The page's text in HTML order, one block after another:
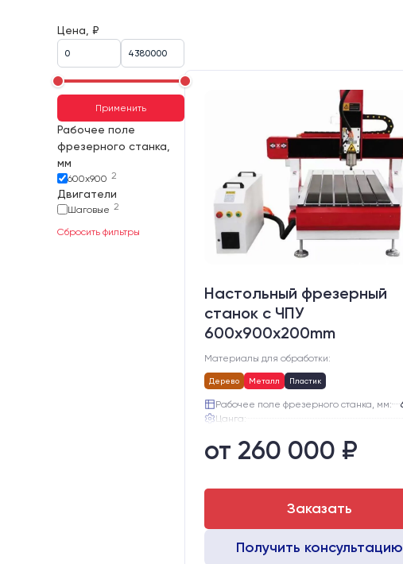
Цена, ₽
Применить
Рабочее поле
фрезерного станка,
мм
600х900 2
Двигатели
Шаговые 2
Сбросить фильтры
Настольный фрезерный
станок с ЧПУ
600x900x200mm
Материалы для обработки:
Дерево Металл Пластик
Рабочее поле фрезерного станка, мм:
Цанга:
Вид охлаждения:
Стол:
от 260 000 ₽
Заказать
Получить консультацию